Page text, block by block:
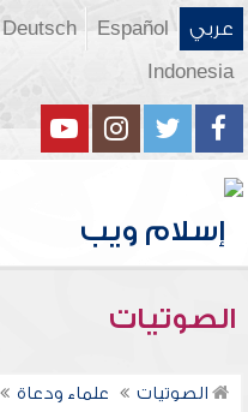
عربي Español
Deutsch
Indonesia
الصوتيات
الصوتيات علماء ودعاة